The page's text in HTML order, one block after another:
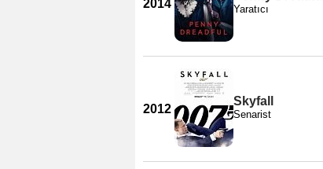
2014 Yaratıcı
2012
Skyfall
Senarist